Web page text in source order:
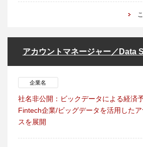
アカウントマネージャー／Data
企業名
社名非公開：ビックデータによる経済
Fintech企業/ビッグデータを活用した
スを展開